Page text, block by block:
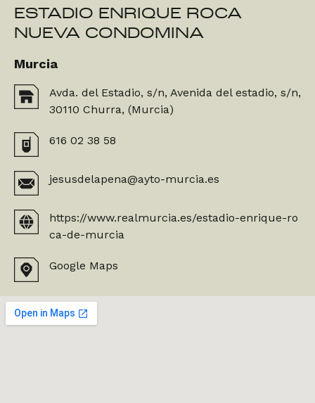
ESTADIO ENRIQUE ROCA
NUEVA CONDOMINA
Murcia
Avda. del Estadio, s/n, Avenida del estadio, s/n,
30110 Churra, (Murcia)
616 02 38 58
jesusdelapena@ayto-murcia.es
https://www.realmurcia.es/estadio-enrique-ro
ca-de-murcia
Google Maps